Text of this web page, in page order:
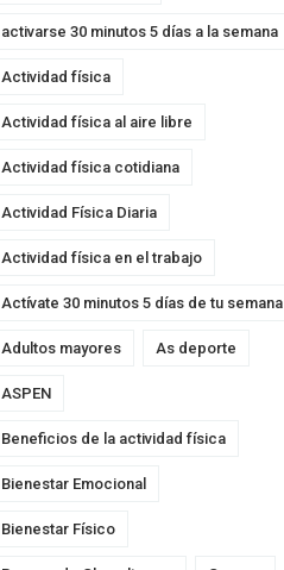
activarse 30 minutos 5 días a la semana
Actividad física
Actividad física al aire libre
Actividad física cotidiana
Actividad Física Diaria
Actividad física en el trabajo
Actívate 30 minutos 5 días de tu semana
Adultos mayores As deporte
ASPEN
Beneficios de la actividad física
Bienestar Emocional
Bienestar Físico